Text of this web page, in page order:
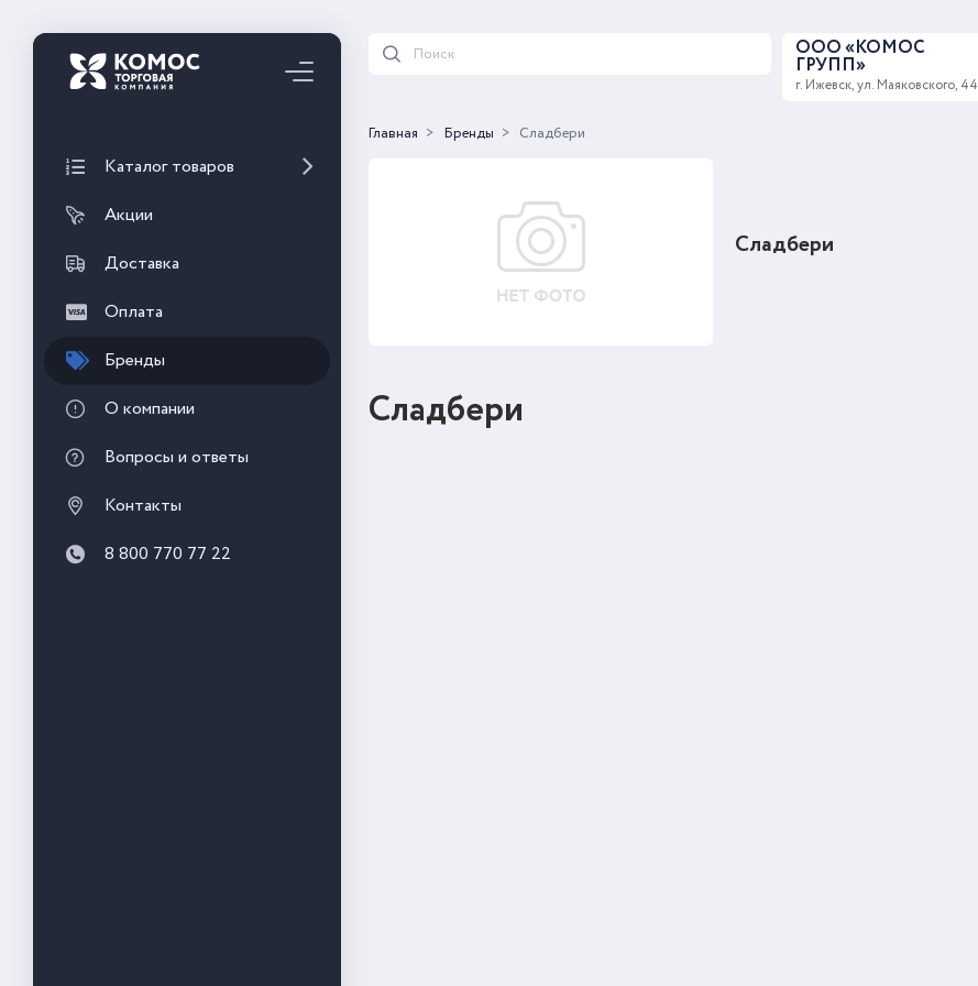
Каталог товаров
Акции
Доставка
Оплата
Бренды
О компании
Вопросы и ответы
Контакты
8 800 770 77 22
ООО «КОМОС
ГРУПП»
г. Ижевск, ул. Маяковского, 44
Главная Бренды Сладбери
Сладбери
Сладбери